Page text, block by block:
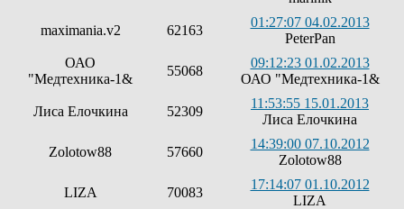
maximania.v2 62163
01:27:07 04.02.2013
PeterPan
ОАО
"Медтехника-1&
55068
09:12:23 01.02.2013
ОАО "Медтехника-1&
Лиса Елочкина 52309
11:53:55 15.01.2013
Лиса Елочкина
Zolotow88 57660
14:39:00 07.10.2012
Zolotow88
LIZA 70083
17:14:07 01.10.2012
LIZA